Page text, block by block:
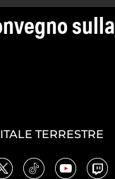
sulla
TERRESTRE